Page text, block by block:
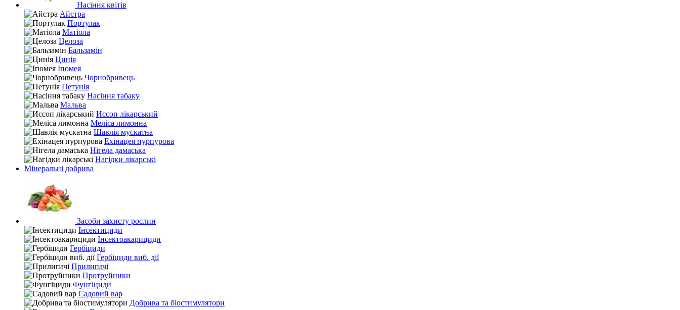
Насіння квітів
Айстра
Портулак
Матіола
Целоза
Бальзамін
Цинія
Іпомея
Чорнобривець
Петунія
Насіння табаку
Мальва
Иссоп лікарський
Меліса лимонна
Шавлія мускатна
Ехінацея пурпурова
Нігела дамаська
Нагідки лікарські
Мінеральні добрива
Засоби захисту рослин
Інсектициди
Інсектоакарициди
Гербіциди
Гербіциди виб. дії
Прилипачі
Протруйники
Фунгіциди
Садовий вар
Добрива та біостимулятори